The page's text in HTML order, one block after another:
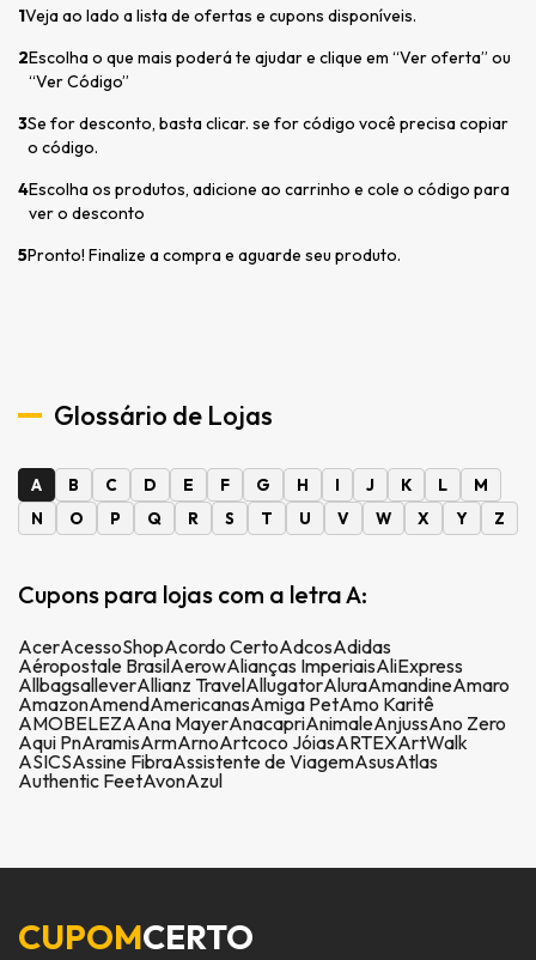
1Veja ao lado a lista de ofertas e cupons disponíveis.
2Escolha o que mais poderá te ajudar e clique em “Ver oferta” ou
“Ver Código”
3Se for desconto, basta clicar. se for código você precisa copiar
o código.
4Escolha os produtos, adicione ao carrinho e cole o código para
ver o desconto
5Pronto! Finalize a compra e aguarde seu produto.
Glossário de Lojas
A B C D E F G H I J K L
M
N
O P Q R S T U V W X Y Z
Cupons para lojas com a letra A:
AcerAcessoShopAcordo CertoAdcosAdidas
Aéropostale BrasilAerowAlianças ImperiaisAliExpress
AllbagsalleverAllianz TravelAllugatorAluraAmandineAmaro
AmazonAmendAmericanasAmiga PetAmo Karitê
AMOBELEZAAna MayerAnacapriAnimaleAnjussAno Zero
Aqui PnAramisArmArnoArtcoco JóiasARTEXArtWalk
ASICSAssine FibraAssistente de ViagemAsusAtlas
Authentic FeetAvonAzul
CUPOMCERTO